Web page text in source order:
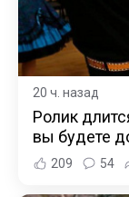
20 ч. назад
Ролик
вы будете
209 54